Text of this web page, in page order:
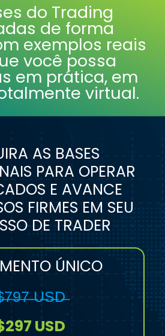
do Trading
de forma
exemplos reais
você possa
em prática, em
virtual.
AS BASES
PARA OPERAR
E AVANCE
FIRMES EM SEU
DE TRADER
ÚNICO
̶U̶S̶D̶
USD